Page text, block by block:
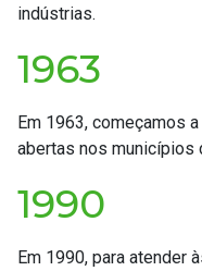
indústrias.
1963
Em 1963, começamos
abertas nos municípios
1990
Em 1990, para atender